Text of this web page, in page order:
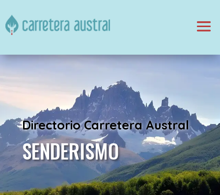
Directorio Carretera Austral
SENDERISMO